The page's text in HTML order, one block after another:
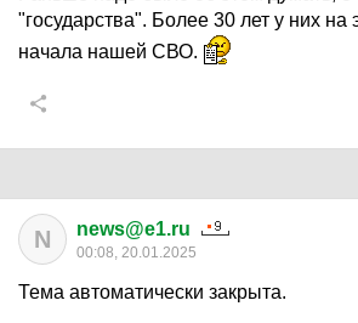
"государства". Более 30 лет у них на
начала нашей СВО.
N news@e1.ru
00:08, 20.01.2025
Тема автоматически закрыта.